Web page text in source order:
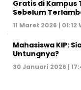
Gratis di Kampus
Sebelum
11 Maret 2026 | 01:12
Mahasiswa KIP:
Untungnya?
30 Januari 2026 |